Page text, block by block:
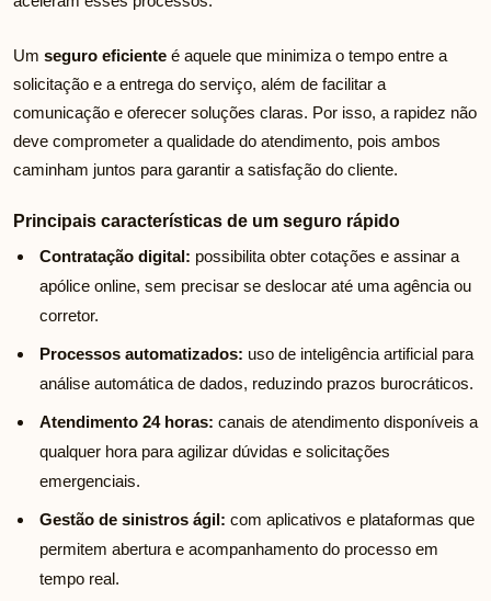
Um seguro eficiente é aquele que minimiza o tempo entre a
solicitação e a entrega do serviço, além de facilitar a
comunicação e oferecer soluções claras. Por isso, a rapidez não
deve comprometer a qualidade do atendimento, pois ambos
caminham juntos para garantir a satisfação do cliente.
Principais características de um seguro rápido
Contratação digital: possibilita obter cotações e assinar a
apólice online, sem precisar se deslocar até uma agência ou
corretor.
Processos automatizados: uso de inteligência artificial para
análise automática de dados, reduzindo prazos burocráticos.
Atendimento 24 horas: canais de atendimento disponíveis a
qualquer hora para agilizar dúvidas e solicitações
emergenciais.
Gestão de sinistros ágil: com aplicativos e plataformas que
permitem abertura e acompanhamento do processo em
tempo real.